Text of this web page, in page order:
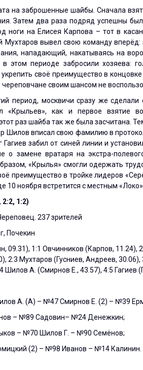
на заброшенные шайбы. Сначала
Затем два раза подряд успешны
ноги на Елисея Карпова – тот в
вывел свою команду вперёд:
нападающий, накатываясь на
этом периоде забросили хозяева:
своё преимущество в концовке
своим шансом не
период, москвичи сразу же сделали
«Крыльев», как и первое взятие
раз шайба так же была засчитана.
Шилов вписал свою фамилию в
Гагиев забил от синей линии и
о замене вратаря на экстра-
«Крылья» смогли одержать
преимущество в тройке лидеров
10 ноября встретится с местным
1:2)
237 зрителей
Почекин
09.31), 1:1 Овчинников (Карпов, 11.24),
2:3 Мухтаров (Гусниев, Андреев,
Шилов А. (Смирнов Е., 43.57), 4:5 Гагиев
А. (А) – №47 Смирнов Е. (2) – №39
– №89 Садовин– №24 Денежкин;
– №70 Шилов Г. – №90 Семёнов;
(2) – №98 Иванов – №14 Калинин.